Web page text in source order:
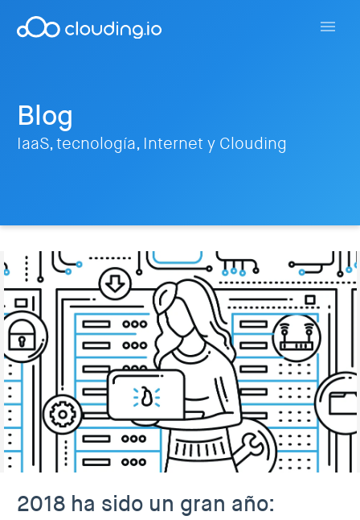
Blog
IaaS, tecnología, Internet y Clouding
2018 ha sido un gran año: